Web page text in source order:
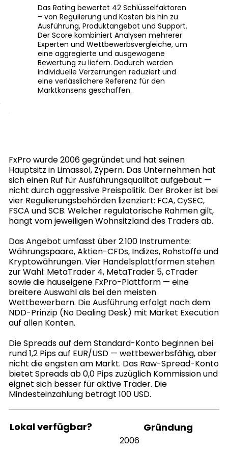
Das Rating bewertet 42 Schlüsselfaktoren
– von Regulierung und Kosten bis hin zu
Ausführung, Produktangebot und Support.
Der Score kombiniert Analysen mehrerer
Experten und Wettbewerbsvergleiche, um
eine aggregierte und ausgewogene
Bewertung zu liefern. Dadurch werden
individuelle Verzerrungen reduziert und
eine verlässlichere Referenz für den
Marktkonsens geschaffen.
FxPro wurde 2006 gegründet und hat seinen
Hauptsitz in Limassol, Zypern. Das Unternehmen hat
sich einen Ruf für Ausführungsqualität aufgebaut —
nicht durch aggressive Preispolitik. Der Broker ist bei
vier Regulierungsbehörden lizenziert: FCA, CySEC,
FSCA und SCB. Welcher regulatorische Rahmen gilt,
hängt vom jeweiligen Wohnsitzland des Traders ab.
Das Angebot umfasst über 2.100 Instrumente:
Währungspaare, Aktien-CFDs, Indizes, Rohstoffe und
Kryptowährungen. Vier Handelsplattformen stehen
zur Wahl: MetaTrader 4, MetaTrader 5, cTrader
sowie die hauseigene FxPro-Plattform — eine
breitere Auswahl als bei den meisten
Wettbewerbern. Die Ausführung erfolgt nach dem
NDD-Prinzip (No Dealing Desk) mit Market Execution
auf allen Konten.
Die Spreads auf dem Standard-Konto beginnen bei
rund 1,2 Pips auf EUR/USD — wettbewerbsfähig, aber
nicht die engsten am Markt. Das Raw-Spread-Konto
bietet Spreads ab 0,0 Pips zuzüglich Kommission und
eignet sich besser für aktive Trader. Die
Mindesteinzahlung beträgt 100 USD.
Lokal verfügbar? Gründung
2006